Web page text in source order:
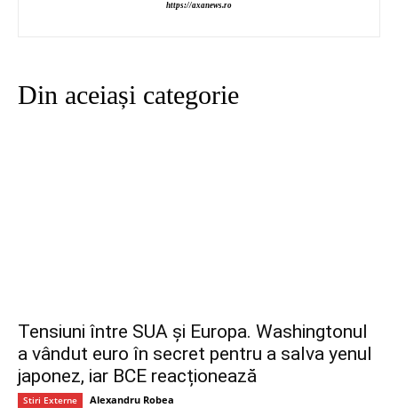
https://axanews.ro
Din aceiași categorie
Tensiuni între SUA și Europa. Washingtonul
a vândut euro în secret pentru a salva yenul
japonez, iar BCE reacționează
Stiri Externe Alexandru Robea